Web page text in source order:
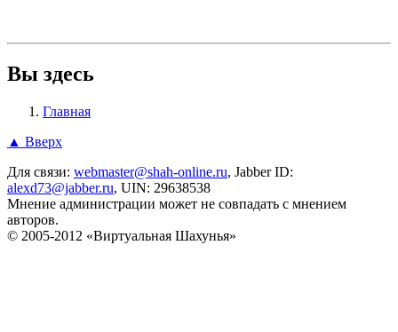
Вы здесь
Главная
▲ Вверх
Для связи: webmaster@shah-online.ru, Jabber ID:
alexd73@jabber.ru, UIN: 29638538
Мнение администрации может не совпадать с мнением
авторов.
© 2005-2012 «Виртуальная Шахунья»